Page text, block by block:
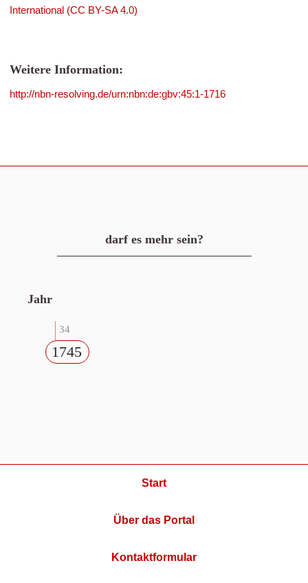
International (CC BY-SA 4.0)
Weitere Information:
http://nbn-resolving.de/urn:nbn:de:gbv:45:1-1716
darf es mehr sein?
Jahr
34
1745
Start
Über das Portal
Kontaktformular